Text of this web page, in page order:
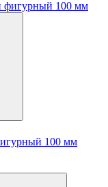
100 мм